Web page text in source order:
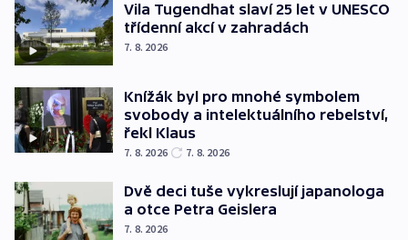
Vila Tugendhat slaví 25 let v UNESCO
třídenní akcí v zahradách
7. 8. 2026
Knížák byl pro mnohé symbolem
svobody a intelektuálního rebelství,
řekl Klaus
7. 8. 2026 7. 8. 2026
Dvě deci tuše vykreslují japanologa
a otce Petra Geislera
7. 8. 2026